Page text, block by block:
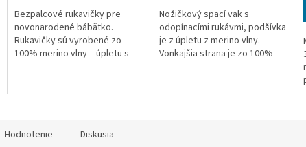
Bezpalcové rukavičky pre
novonarodené bábätko.
Rukavičky sú vyrobené zo
100% merino vlny – úpletu s
Nožičkový spací vak s
odopínacími rukávmi, podšívka
je z úpletu z merino vlny.
Vonkajšia strana je zo 100%
Hodnotenie Diskusia